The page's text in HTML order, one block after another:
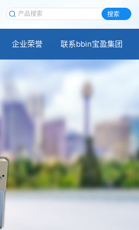
搜索
企业荣誉 联系bbin宝盈集团